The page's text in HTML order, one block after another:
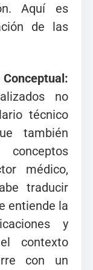
Aquí es
de las
no
técnico
también
médico,
traducir
entiende la
y
contexto
con un